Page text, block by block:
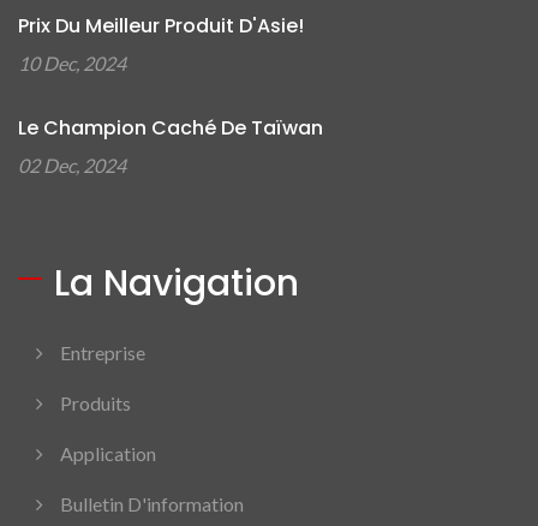
Prix Du Meilleur Produit D'Asie!
10 Dec, 2024
Le Champion Caché De Taïwan
02 Dec, 2024
La Navigation
Entreprise
Produits
Application
Bulletin D'information